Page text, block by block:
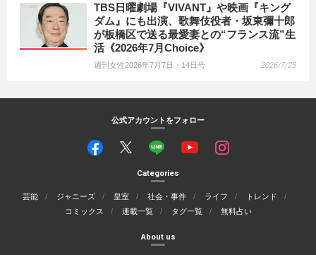
TBS日曜劇場『VIVANT』や映画『キング
ダム』にも出演、歌舞伎役者・坂東彌十郎
が板橋区で送る最愛妻との“フランス流”生
活《2026年7月Choice》
週刊女性2026年7月7日・14日号 2026/7/25
公式アカウントをフォロー
Categories
芸能 ジャニーズ 皇室 社会・事件 ライフ
トレンド
コミックス
連載一覧 タグ一覧 無料占い
About us